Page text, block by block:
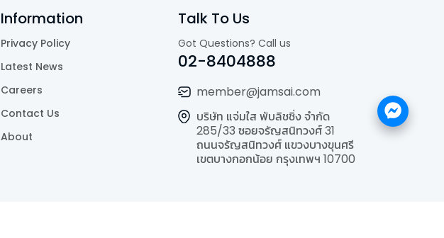
Information
Privacy Policy
Latest News
Careers
Contact Us
About
Talk To Us
Got Questions? Call us
02-8404888
member@jamsai.com
บริษัท แจ่มใส พับลิชชิ่ง จำกัด
285/33 ซอยจรัญสนิทวงศ์ 31
ถนนจรัญสนิทวงศ์ แขวงบางขุนศรี
เขตบางกอกน้อย กรุงเทพฯ 10700